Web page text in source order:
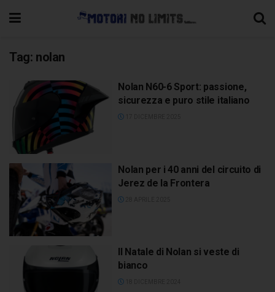
Tag: nolan
Nolan N60-6 Sport: passione,
sicurezza e puro stile italiano
Nolan per i 40 anni del circuito di
Jerez de la Frontera
Il Natale di Nolan si veste di
bianco